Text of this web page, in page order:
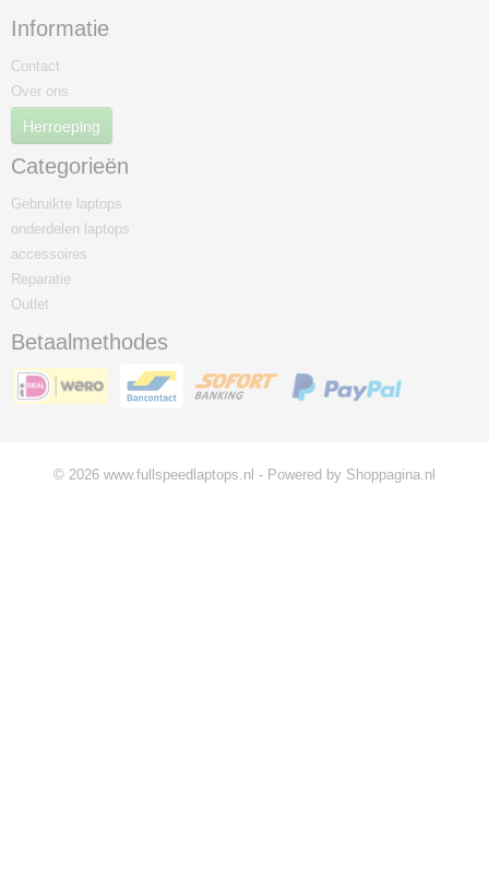
Informatie
Contact
Over ons
Herroeping
Categorieën
Gebruikte laptops
onderdelen laptops
accessoires
Reparatie
Outlet
Betaalmethodes
© 2026 www.fullspeedlaptops.nl - Powered by Shoppagina.nl